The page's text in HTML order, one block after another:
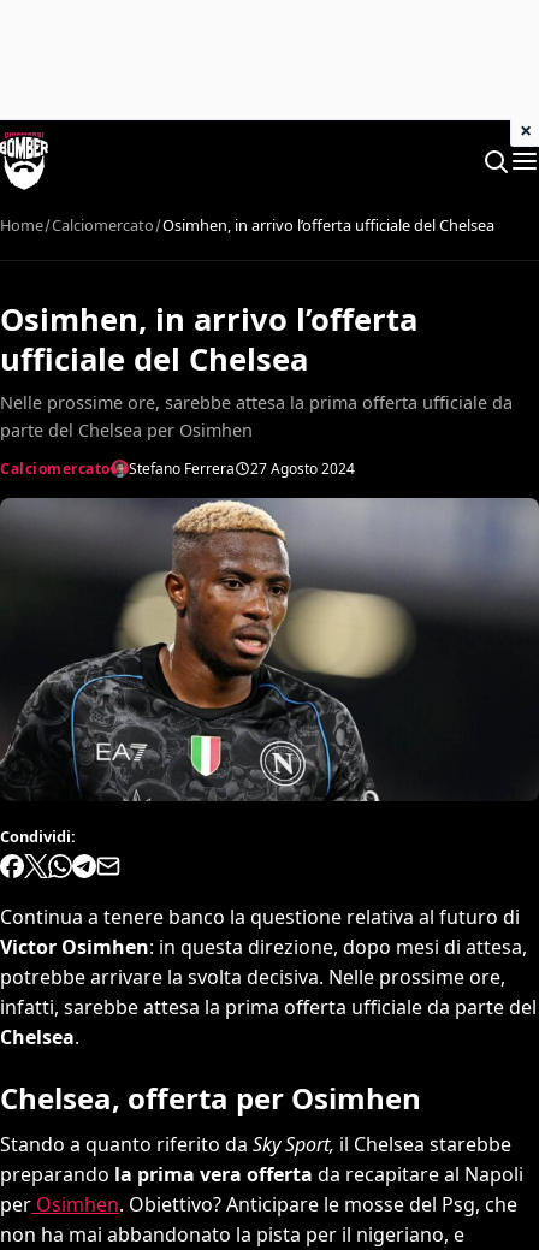
Home Calciomercato Osimhen, in arrivo l’offerta ufficiale del Chelsea
Osimhen, in arrivo l’offerta
ufficiale del Chelsea
Nelle prossime ore, sarebbe attesa la prima offerta ufficiale da
parte del Chelsea per Osimhen
Calciomercato Stefano Ferrera 27 Agosto 2024
Condividi:
Continua a tenere banco la questione relativa al futuro di
Victor Osimhen: in questa direzione, dopo mesi di attesa,
potrebbe arrivare la svolta decisiva. Nelle prossime ore,
infatti, sarebbe attesa la prima offerta ufficiale da parte del
Chelsea.
Chelsea, offerta per Osimhen
Stando a quanto riferito da Sky Sport, il Chelsea starebbe
preparando la prima vera offerta da recapitare al Napoli
per Osimhen. Obiettivo? Anticipare le mosse del Psg, che
non ha mai abbandonato la pista per il nigeriano, e
×